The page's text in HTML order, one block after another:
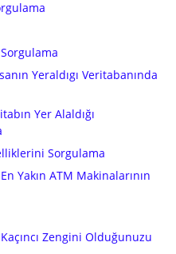
Yeraldıgı Veritabanında
Yer Alaldığı
Sorgulama
Yakın ATM Makinalarının
Zengini Olduğunuzu